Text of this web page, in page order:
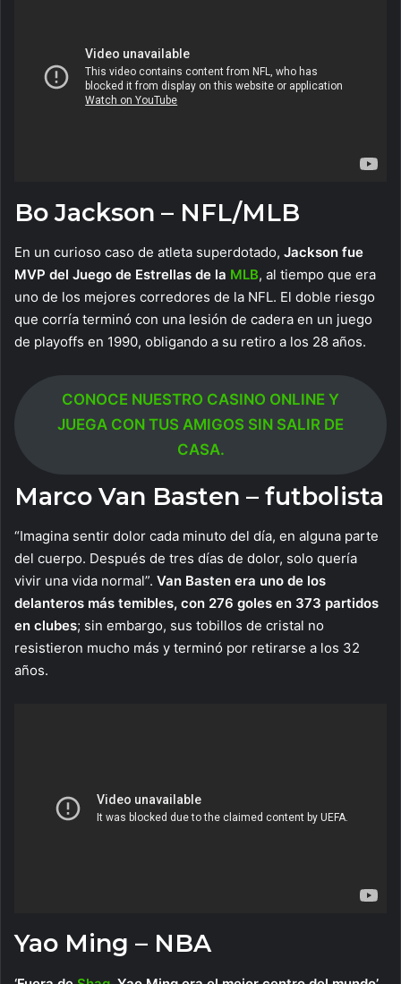
Bo Jackson – NFL/MLB
En un curioso caso de atleta superdotado, Jackson fue
MVP del Juego de Estrellas de la MLB, al tiempo que era
uno de los mejores corredores de la NFL. El doble riesgo
que corría terminó con una lesión de cadera en un juego
de playoffs en 1990, obligando a su retiro a los 28 años.
CONOCE NUESTRO CASINO ONLINE Y
JUEGA CON TUS AMIGOS SIN SALIR DE
CASA.
Marco Van Basten – futbolista
“Imagina sentir dolor cada minuto del día, en alguna parte
del cuerpo. Después de tres días de dolor, solo quería
vivir una vida normal”. Van Basten era uno de los
delanteros más temibles, con 276 goles en 373 partidos
en clubes; sin embargo, sus tobillos de cristal no
resistieron mucho más y terminó por retirarse a los 32
años.
Yao Ming – NBA